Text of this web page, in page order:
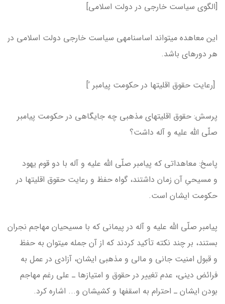
[الگوی سیاست خارجی در دولت اسلامی]
این معاهده می­تواند اساس­نامه­ی سیاست خارجی دولت اسلامی در
هر دوره­ای باشد.
[رعایت حقوق اقلیت­ها در حکومت پیامبر ’]
پرسش: حقوق اقلیت­های مذهبی چه جایگاهی در حکومت پیامبر
صلّی الله علیه و آله داشت؟
پاسخ: معاهداتی که پیامبر صلّی الله علیه و آله با دو قوم یهود
و مسیحیِ آن زمان داشتند، گواه حفظ و رعایت حقوق اقلیت­ها در
حکومت ایشان است.
پیامبر صلّی الله علیه و آله در پیمانی که با مسیحیان مهاجم نجران
بستند، بر چند نکته تأکید کردند که از آن جمله می­توان به حفظ
و قبول امنیت جانی و مالی و مذهبی ایشان، آزادی در عمل به
فرائض دینی، عدم تغییر در حقوق و امتیازها ـ علی رغم مهاجم
بودن ایشان ـ احترام به اسقف­ها و کشیشان و... اشاره کرد.